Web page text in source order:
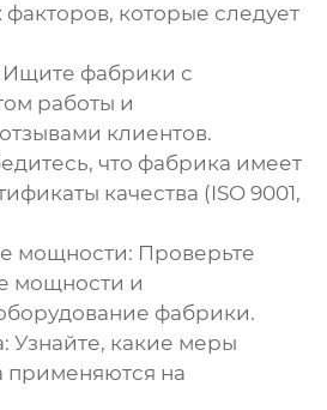
которые следует
Ищите фабрики с
работы и
клиентов.
что фабрика имеет
качества (ISO 9001,
мощности: Проверьте
мощности и
фабрики.
Узнайте, какие меры
применяются на